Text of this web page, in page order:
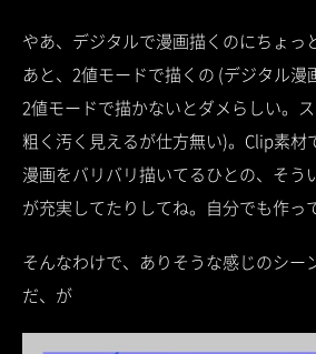
やあ、デジタルで漫画描くのにちょっ
あと、2値モードで描くの (デジタル漫
2値モードで描かないとダメらしい。
粗く汚く見えるが仕方無い)。Clip素材
漫画をバリバリ描いてるひとの、そう
が充実してたりしてね。自分でも作っ
そんなわけで、ありそうな感じのシー
だ、が